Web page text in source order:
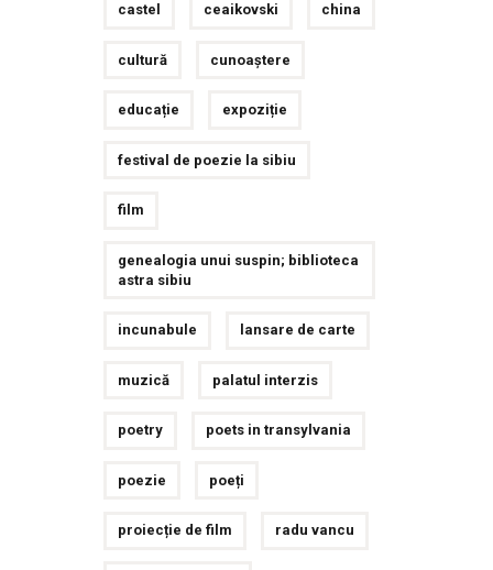
castel ceaikovski china
cultură cunoaștere
educație expoziție
festival de poezie la sibiu
film
genealogia unui suspin; biblioteca
astra sibiu
incunabule lansare de carte
muzică palatul interzis
poetry poets in transylvania
poezie poeți
proiecție de film radu vancu